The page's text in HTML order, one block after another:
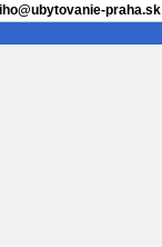
praha.sk